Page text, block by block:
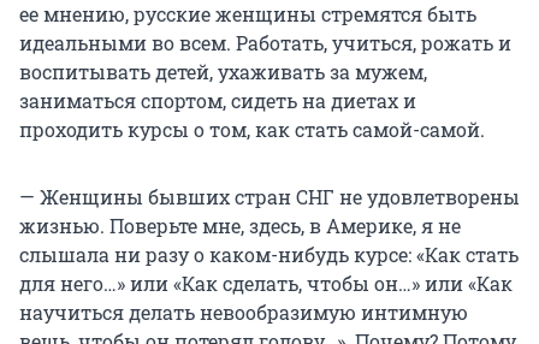
ее мнению, русские женщины стремятся быть
идеальными во всем. Работать, учиться, рожать и
воспитывать детей, ухаживать за мужем,
заниматься спортом, сидеть на диетах и
проходить курсы о том, как стать самой-самой.
— Женщины бывших стран СНГ не удовлетворены
жизнью. Поверьте мне, здесь, в Америке, я не
слышала ни разу о каком-нибудь курсе: «Как стать
для него…» или «Как сделать, чтобы он…» или «Как
научиться делать невообразимую интимную